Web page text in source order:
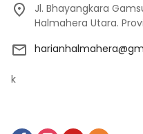
Jl. Bhayangkara
Halmahera Utara.
k